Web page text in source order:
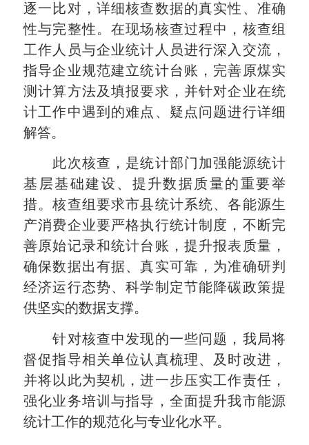
逐一比对，详细核查数据的真实性、准确
性与完整性。在现场核查过程中，核查组
工作人员与企业统计人员进行深入交流，
指导企业规范建立统计台账，完善原煤实
测计算方法及填报要求，并针对企业在统
计工作中遇到的难点、疑点问题进行详细
解答。
此次核查，是统计部门加强能源统计
基层基础建设、提升数据质量的重要举
措。核查组要求市县统计系统、各能源生
产消费企业要严格执行统计制度，不断完
善原始记录和统计台账，提升报表质量，
确保数据出有据、真实可靠，为准确研判
经济运行态势、科学制定节能降碳政策提
供坚实的数据支撑。
针对核查中发现的一些问题，我局将
督促指导相关单位认真梳理、及时改进，
并将以此为契机，进一步压实工作责任，
强化业务培训与指导，全面提升我市能源
统计工作的规范化与专业化水平。